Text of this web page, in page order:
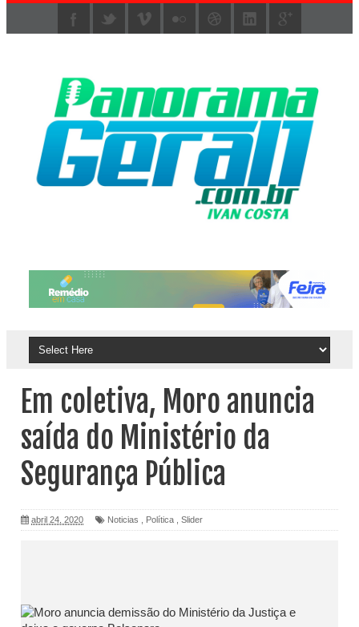
Em coletiva, Moro anuncia
saída do Ministério da
Segurança Pública
abril 24, 2020 Noticias Política Slider